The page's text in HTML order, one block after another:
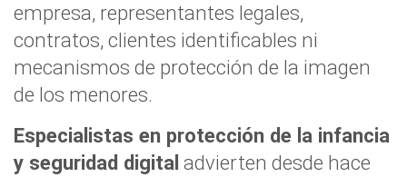
empresa, representantes legales,
contratos, clientes identificables ni
mecanismos de protección de la imagen
de los menores.
Especialistas en protección de la infancia
y seguridad digital advierten desde hace